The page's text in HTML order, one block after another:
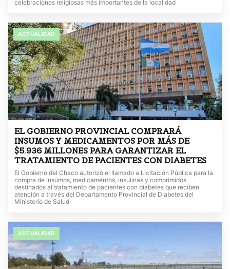
celebraciones religiosas más importantes de la localidad
ACTUALIDAD
EL GOBIERNO PROVINCIAL COMPRARÁ
INSUMOS Y MEDICAMENTOS POR MÁS DE
$5.936 MILLONES PARA GARANTIZAR EL
TRATAMIENTO DE PACIENTES CON DIABETES
El Gobierno del Chaco autorizó el llamado a Licitación Pública para la
compra de insumos, medicamentos, insulinas y comprimidos
destinados al tratamiento de pacientes con diabetes que reciben
atención a través del Departamento Provincial de Diabetes del
Ministerio de Salud
ACTUALIDAD